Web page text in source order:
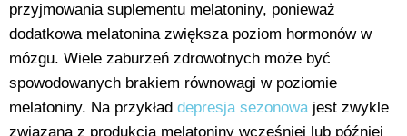
przyjmowania suplementu melatoniny, ponieważ
dodatkowa melatonina zwiększa poziom hormonów w
mózgu. Wiele zaburzeń zdrowotnych może być
spowodowanych brakiem równowagi w poziomie
melatoniny. Na przykład depresja sezonowajest zwykle
związana z produkcją melatoniny wcześniej lub później